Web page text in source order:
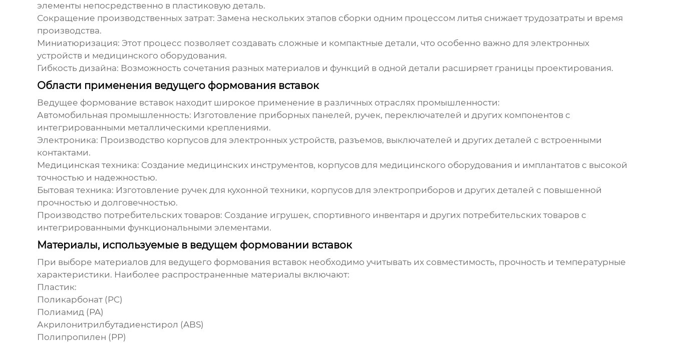
элементы непосредственно в пластиковую деталь.
Сокращение производственных затрат: Замена нескольких этапов сборки одним процессом литья снижает трудозатраты и время
производства.
Миниатюризация: Этот процесс позволяет создавать сложные и компактные детали, что особенно важно для электронных
устройств и медицинского оборудования.
Гибкость дизайна: Возможность сочетания разных материалов и функций в одной детали расширяет границы проектирования.
Области применения ведущего формования вставок
Ведущее формование вставокнаходит широкое применение в различных отраслях промышленности:
Автомобильная промышленность: Изготовление приборных панелей, ручек, переключателей и других компонентов с
интегрированными металлическими креплениями.
Электроника: Производство корпусов для электронных устройств, разъемов, выключателей и других деталей с встроенными
контактами.
Медицинская техника: Создание медицинских инструментов, корпусов для медицинского оборудования и имплантатов с высокой
точностью и надежностью.
Бытовая техника: Изготовление ручек для кухонной техники, корпусов для электроприборов и других деталей с повышенной
прочностью и долговечностью.
Производство потребительских товаров: Создание игрушек, спортивного инвентаря и других потребительских товаров с
интегрированными функциональными элементами.
Материалы, используемые в ведущем формовании вставок
При выборе материалов для ведущего формования вставокнеобходимо учитывать их совместимость, прочность и температурные
характеристики. Наиболее распространенные материалы включают:
Пластик:
Поликарбонат (PC)
Полиамид (PA)
Акрилонитрилбутадиенстирол (ABS)
Полипропилен (PP)